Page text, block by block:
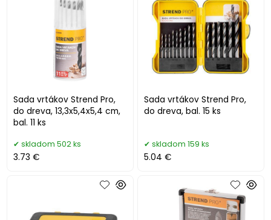
Sada vrtákov Strend Pro,
do dreva, 13,3x5,4x5,4 cm,
bal. 11 ks
skladom 502 ks
3.73 €
Sada vrtákov Strend Pro,
do dreva, bal. 15 ks
skladom 159 ks
5.04 €